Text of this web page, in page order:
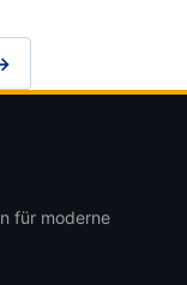
für moderne